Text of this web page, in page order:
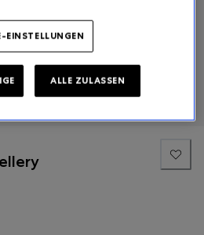
EINSTELLUNGEN
ALLE ZULASSEN